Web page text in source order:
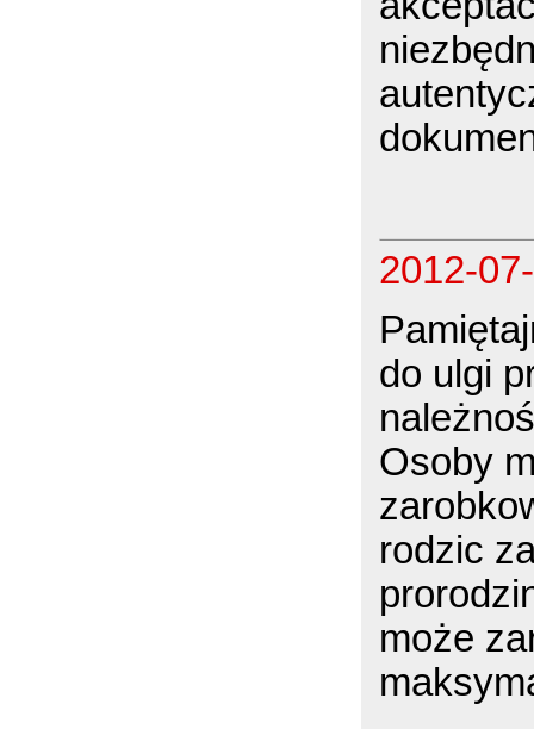
2012-
do ulgi
Osoby
rodzic
może